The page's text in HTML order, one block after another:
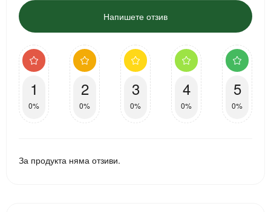
Напишете отзив
1
0%
2
0%
3
0%
4
0%
5
0%
За продукта няма отзиви.